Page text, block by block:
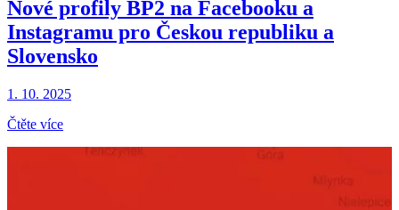
Nové profily BP2 na Facebooku a
Instagramu pro Českou republiku a
Slovensko
1. 10. 2025
Čtěte více